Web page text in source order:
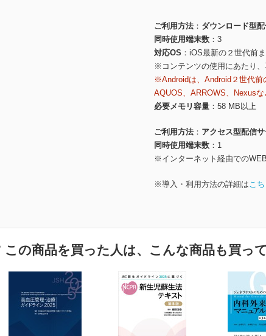
ご利用方法
ダウンロード型配
同時使用端末数
3
対応OS
iOS最新の２世代前
※コンテンツの使用にあたり
※Androidは、Android２世代前
AQUOS、ARROWS、Nexus
必要メモリ容量
58 MB以上
ご利用方法
アクセス型配信サ
同時使用端末数
1
※インターネット経由での
※導入・利用方法の詳細はこち
この商品を買った人は、こんな商品も買っ